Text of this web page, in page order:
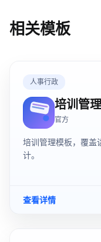
相关模板
人事行政
培训管理
官方
培训管理模板，覆盖
计。
查看详情